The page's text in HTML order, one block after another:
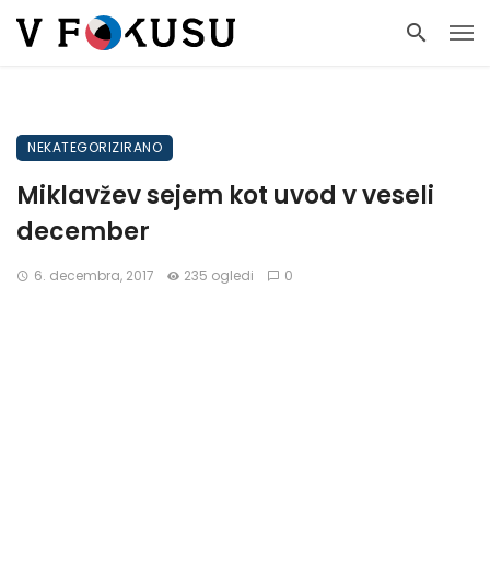
NEKATEGORIZIRANO
Miklavžev sejem kot uvod v veseli
december
6. decembra, 2017 235 ogledi 0